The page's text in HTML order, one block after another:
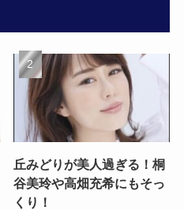
丘みどりが美人過ぎる！桐
谷美玲や高畑充希にもそっ
くり！